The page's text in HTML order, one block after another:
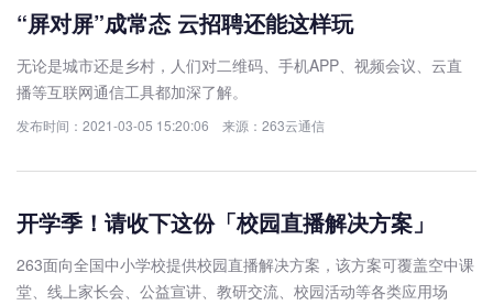
“屏对屏”成常态 云招聘还能这样玩
无论是城市还是乡村，人们对二维码、手机APP、视频会议、云直
播等互联网通信工具都加深了解。
发布时间：2021-03-05 15:20:06 来源：263云通信
开学季！请收下这份「校园直播解决方案」
263面向全国中小学校提供校园直播解决方案，该方案可覆盖空中课
堂、线上家长会、公益宣讲、教研交流、校园活动等各类应用场